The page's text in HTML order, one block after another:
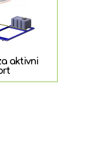
aktivni